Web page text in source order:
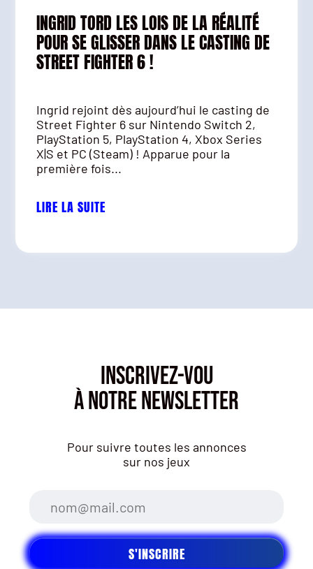
INGRID TORD LES LOIS DE LA RÉALITÉ
POUR SE GLISSER DANS LE CASTING DE
STREET FIGHTER 6 !
Ingrid rejoint dès aujourd’hui le casting de
Street Fighter 6 sur Nintendo Switch 2,
PlayStation 5, PlayStation 4, Xbox Series
X|S et PC (Steam) ! Apparue pour la
première fois...
LIRE LA SUITE
INSCRIVEZ-VOU
À NOTRE NEWSLETTER
Pour suivre toutes les annonces
sur nos jeux